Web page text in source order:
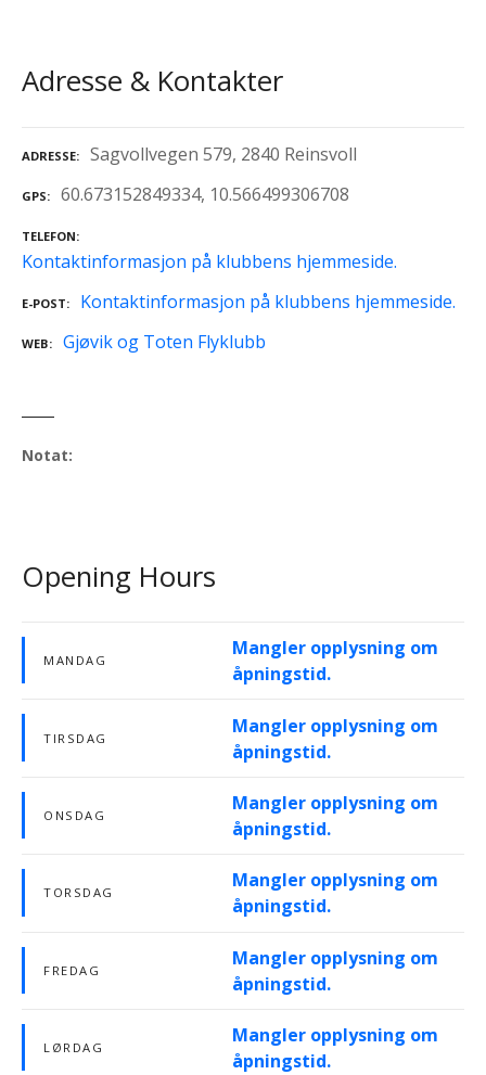
Adresse & Kontakter
ADRESSE Sagvollvegen 579, 2840 Reinsvoll
GPS 60.673152849334, 10.566499306708
TELEFON
Kontaktinformasjon på klubbens hjemmeside.
E-POST Kontaktinformasjon på klubbens hjemmeside.
WEB Gjøvik og Toten Flyklubb
Notat:
Opening Hours
MANDAG
Mangler opplysning om
åpningstid.
TIRSDAG
Mangler opplysning om
åpningstid.
ONSDAG
Mangler opplysning om
åpningstid.
TORSDAG
Mangler opplysning om
åpningstid.
FREDAG
Mangler opplysning om
åpningstid.
LØRDAG
Mangler opplysning om
åpningstid.